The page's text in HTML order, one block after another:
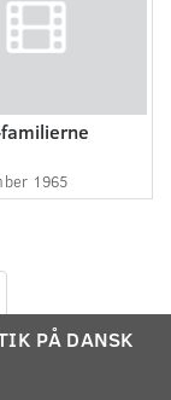
1965
PÅ DANSK